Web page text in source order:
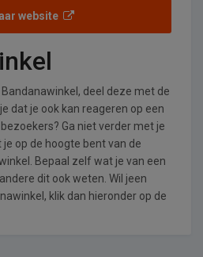
website
deel deze met de
dat je ook kan reageren op een
Ga niet verder met je
op de hoogte bent van de
Bepaal zelf wat je van een
dit ook weten. Wil jeen
klik dan hieronder op de